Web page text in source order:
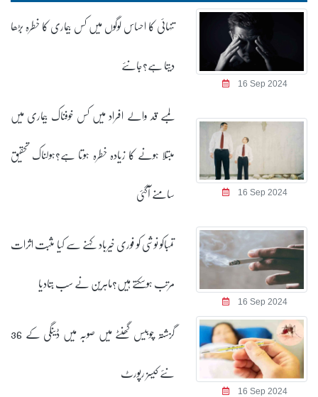
16 Sep 2024
تنہائی کا احساس لوگوں میں کس بیماری کا خطرہ بڑھا
دیتا ہے؟جانئے
16 Sep 2024
لمبے قد والے افراد میں کس خوفناک بیماری میں
مبتلا ہونے کا زیادہ خطرہ ہوتا ہے؟ہولناک تحقیق
سامنے آگئی
16 Sep 2024
تمباکو نوشی کو فوری خیرباد کہنے سے کیا مثبت اثرات
مرتب ہوسکتے ہیں؟ماہرین نے سب بتادیا
16 Sep 2024
گزشتہ چوبیس گھنٹے میں صوبہ میں ڈینگی کے 36
نئے کیسز رپورٹ